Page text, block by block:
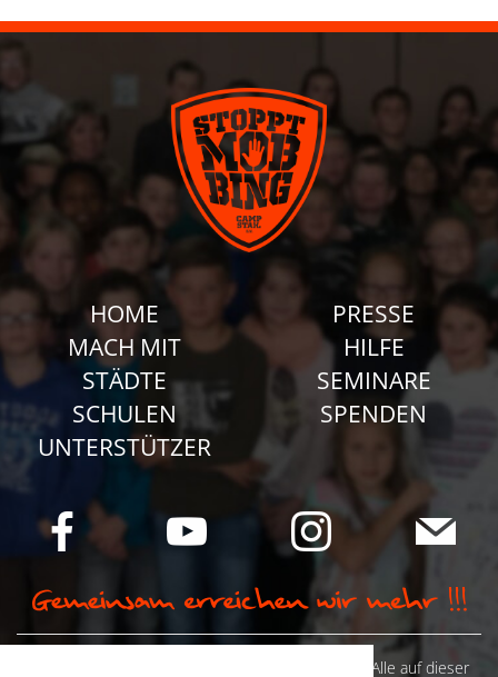
HOME
MACH MIT
STÄDTE
SCHULEN
UNTERSTÜTZER
PRESSE
HILFE
SEMINARE
SPENDEN
© Camp Stahl e.V. 2026 alle Rechte vorbehalten: Alle auf dieser